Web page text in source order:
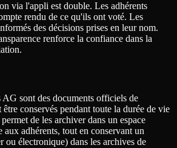
via l'appli est double. Les adhérents
rendu de ce qu'ils ont voté. Les
des décisions prises en leur nom.
renforce la confiance dans la
AG sont des documents officiels de
conservés pendant toute la durée de vie
de les archiver dans un espace
aux adhérents, tout en conservant un
ou électronique) dans les archives de